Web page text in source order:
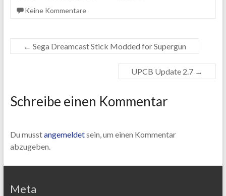
Keine Kommentare
← Sega Dreamcast Stick Modded for Supergun
UPCB Update 2.7 →
Schreibe einen Kommentar
Du musstangemeldetsein, um einen Kommentar
abzugeben.
Meta